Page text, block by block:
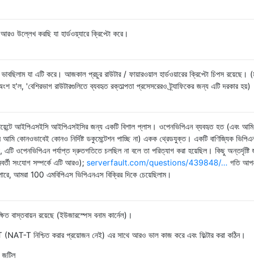
উল্লেখ করছি যা হার্ডওয়্যারে ক্রিপ্টো করে।
যা এটি করে। আজকাল প্রচুর রাউটার / ফায়ারওয়াল হার্ডওয়ারের ক্রিপ্টো চিপস রয়েছে।
হ'ল, 'বেশিরভাগ রাউটারগুলিতে ব্যবহৃত রক্তাল্পতা প্রসেসরেরও ট্র্যাফিকের জন্য এটি দরকার হয়)
আইপিএসইসি আইপিএসইসির জন্য একটি বিশাল প্লাস। ওপেনভিপিএন ব্যবহৃত হত (এবং আমি
কোনওভাবেই কোনও নির্দিষ্ট ডকুমেন্টেশন পাচ্ছি না) একক থ্রেডযুক্ত। একটি বাণিজ্যিক
ওপেনভিপিএন পর্যাপ্ত দ্রুতগতিতে চলছিল না বলে তা পরিত্যাগ করা হয়েছিল। কিছু
সংযোগ সম্পর্কে এটি আরও); serverfault.com/questions/439848/… গতি
আমরা 100 এমবিপিএস ভিপিএনএস বিক্রির দিকে চেয়েছিলাম।
বাস্তবায়ন রয়েছে (ইউজারস্পেস বনাম কার্নেল)।
(NAT-T নিশ্চিত করার প্রয়োজন নেই) এর সাথে আরও ভাল কাজ করে এবং ফিল্টার করা কঠিন।